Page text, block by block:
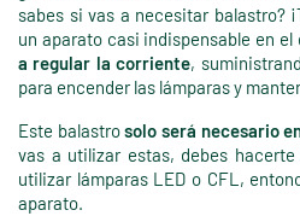
sabes si vas a necesitar balastro?
un aparato casi indispensable en
a regular la corriente,
para encender las lámparas y
Este balastrosolo será necesario
vas a utilizar estas, debes
utilizar lámparas LED o CFL,
aparato.